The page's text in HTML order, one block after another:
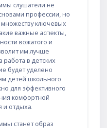
слушатели не
профессии, но
множеству ключевых
важные аспекты,
вожатого и
им лучше
работа в детских
будет уделено
детей школьного
для эффективного
комфортной
и отдыха.
станет образ